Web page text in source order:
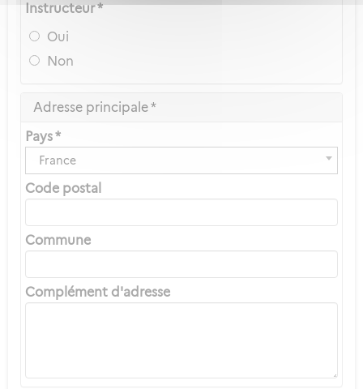
Instructeur *
Oui
Non
Adresse principale *
Pays *
France
Code postal
Commune
Complément d'adresse